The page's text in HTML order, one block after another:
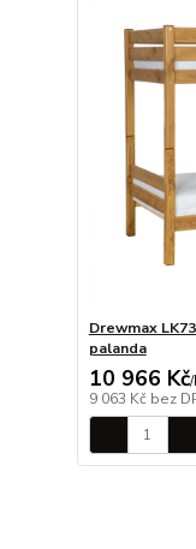
Drewmax
palanda
10 966 Kč/
9 063 Kč bez